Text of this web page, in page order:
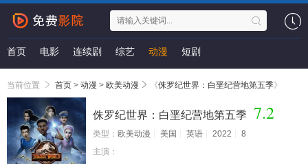
首页 电影 连续剧 综艺 动漫 短剧
当前位置 首页 > 动漫 > 欧美动漫 《侏罗纪世界：白垩纪营地第五季》
侏罗纪世界：白垩纪营地第五季 7.2
类型： 欧美动漫 美国 英语 2022
8
主演：